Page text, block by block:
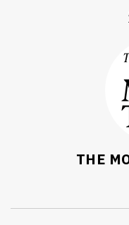
THE